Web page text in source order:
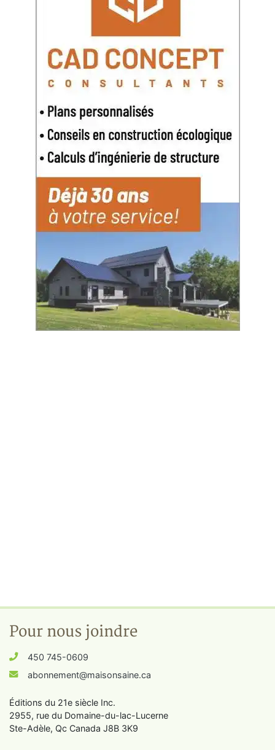
Pour nous joindre
450 745-0609
abonnement@maisonsaine.ca
Éditions du 21e siècle Inc.
2955, rue du Domaine-du-lac-Lucerne
Ste-Adèle, Qc Canada J8B 3K9